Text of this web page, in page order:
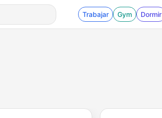
Trabajar Gym Dormir